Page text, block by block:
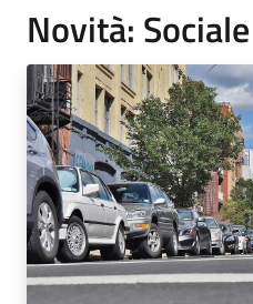
Novità: Sociale